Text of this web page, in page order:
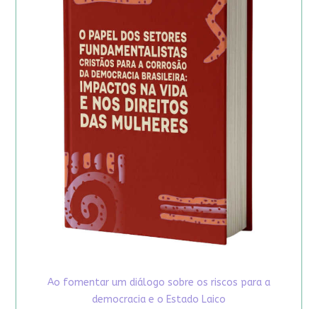
Ao fomentar um diálogo sobre os riscos para a
democracia e o Estado Laico